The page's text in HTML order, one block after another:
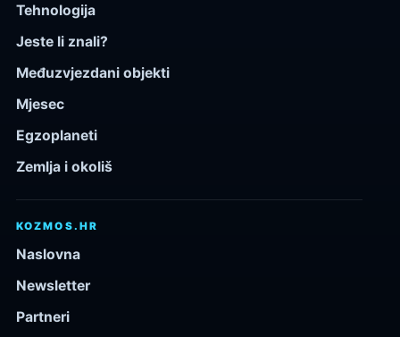
Tehnologija
Jeste li znali?
Međuzvjezdani objekti
Mjesec
Egzoplaneti
Zemlja i okoliš
KOZMOS.HR
Naslovna
Newsletter
Partneri